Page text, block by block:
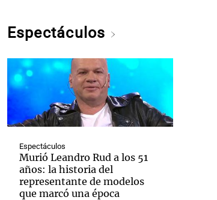
Espectáculos
Espectáculos
Murió Leandro Rud a los 51
años: la historia del
representante de modelos
que marcó una época